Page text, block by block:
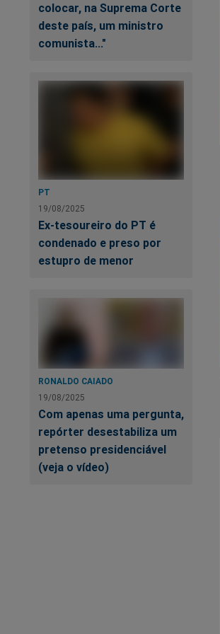
colocar, na Suprema Corte
deste país, um ministro
comunista..."
PT
19/08/2025
Ex-tesoureiro do PT é
condenado e preso por
estupro de menor
RONALDO CAIADO
19/08/2025
Com apenas uma pergunta,
repórter desestabiliza um
pretenso presidenciável
(veja o vídeo)